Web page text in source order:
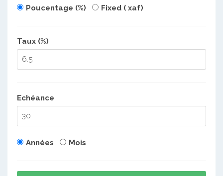
Poucentage (%) Fixed ( xaf)
Taux (%)
Echéance
Années Mois